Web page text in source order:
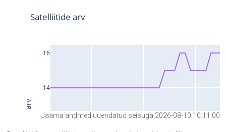
Jaama andmed uuendatud seisuga 2026-08-10 10:11:00